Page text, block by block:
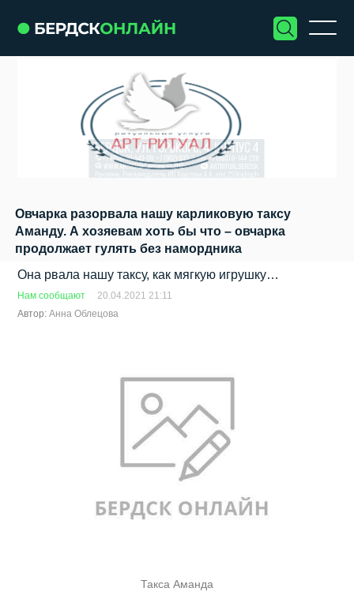
Овчарка разорвала нашу карликовую таксу
Аманду. А хозяевам хоть бы что – овчарка
продолжает гулять без намордника
Она рвала нашу таксу, как мягкую игрушку…
Нам сообщают
20.04.2021 21:11
Автор:Анна Облецова
Такса Аманда